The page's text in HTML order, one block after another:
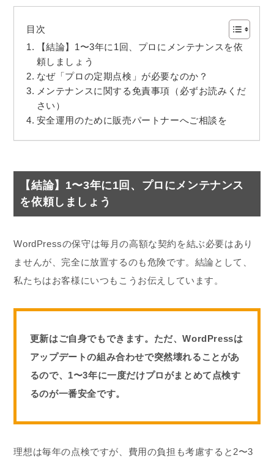
目次
【結論】1〜3年に1回、プロにメンテナンスを依
頼しましょう
なぜ「プロの定期点検」が必要なのか？
メンテナンスに関する免責事項（必ずお読みくだ
さい）
安全運用のために販売パートナーへご相談を
【結論】 1〜3年に1回、プロにメンテナンス
を依頼しましょう
WordPressの保守は毎月の高額な契約を結ぶ必要はあり
ませんが、完全に放置するのも危険です。結論として、
私たちはお客様にいつもこうお伝えしています。
更新はご自身でもできます。ただ、WordPressは
アップデートの組み合わせで突然壊れることがあ
るので、1〜3年に一度だけプロがまとめて点検す
るのが一番安全です。
理想は毎年の点検ですが、費用の負担も考慮すると2〜3